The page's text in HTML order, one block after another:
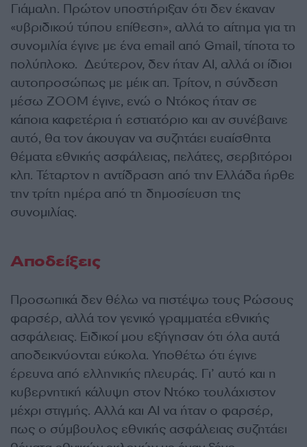
Γιάμαλη. Πρώτον υποστήριξαν ότι δεν έκαναν
«υβριδικού τύπου επίθεση», αλλά το αίτημα για τη
συνομιλία έγινε με ένα email από Gmail, τίποτα το
πολύπλοκο. Δεύτερον, δεν ήταν AI, αλλά οι ίδιοι
αυτοπροσώπως με μέικ απ. Τρίτον, η σύνδεση
μέσω ZOOM έγινε, ενώ ο Ντόκος ήταν σε
κάποια καφετέρια ή εστιατόριο και αν συνέβαινε
αυτό, θα τον άκουγαν να συζητάει ευαίσθητα
θέματα εθνικής ασφάλειας, πελάτες, σερβιτόροι
κλπ. Τέταρτον η αντίδραση από την Ελλάδα ήρθε
την τρίτη ημέρα από τη δημοσίευση της
συνομιλίας.
Αποδείξεις
Προσωπικά δεν θέλω να πιστέψω τους Ρώσους
φαρσέρ, αλλά τον γενικό γραμματέα εθνικής
ασφάλειας. Ειδικοί μου εξήγησαν ότι όλα αυτά
αποδεικνύονται εύκολα. Υποθέτω ότι έγινε
έρευνα από ελληνικής πλευράς. Γι’ αυτό και η
κυβερνητική κάλυψη στον Ντόκο τουλάχιστον
μέχρι στιγμής. Αλλά και AI να ήταν ο φαρσέρ,
πως ο σύμβουλος εθνικής ασφάλειας συζητάει